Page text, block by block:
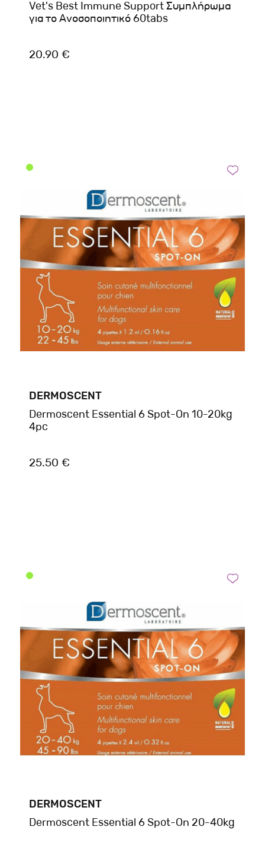
Vet's Best Immune Support Συμπλήρωμα
για το Ανοσοποιητικό 60tabs
20.90 €
DERMOSCENT
Dermoscent Essential 6 Spot-On 10-20kg
4pc
25.50 €
DERMOSCENT
Dermoscent Essential 6 Spot-On 20-40kg